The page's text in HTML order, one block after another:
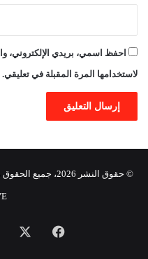
احفظ اسمي، بريدي الإلكتروني،
لاستخدامها المرة المقبلة في تعليقي.
© حقوق النشر 2026، جميع الحقوق محفوظة |
فيسبوك